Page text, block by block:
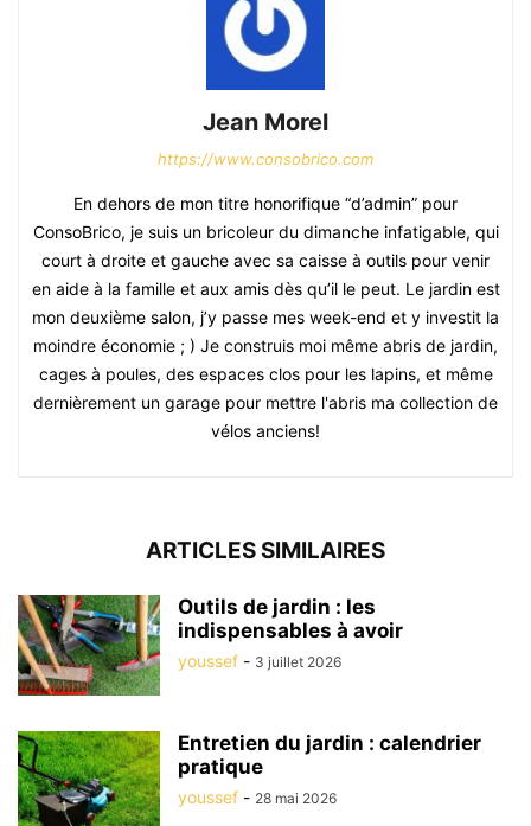
Jean Morel
https://www.consobrico.com
En dehors de mon titre honorifique “d’admin” pour
ConsoBrico, je suis un bricoleur du dimanche infatigable, qui
court à droite et gauche avec sa caisse à outils pour venir
en aide à la famille et aux amis dès qu’il le peut. Le jardin est
mon deuxième salon, j’y passe mes week-end et y investit la
moindre économie ; ) Je construis moi même abris de jardin,
cages à poules, des espaces clos pour les lapins, et même
dernièrement un garage pour mettre l'abris ma collection de
vélos anciens!
ARTICLES SIMILAIRES
Outils de jardin : les
indispensables à avoir
youssef - 3 juillet 2026
Entretien du jardin : calendrier
pratique
youssef - 28 mai 2026